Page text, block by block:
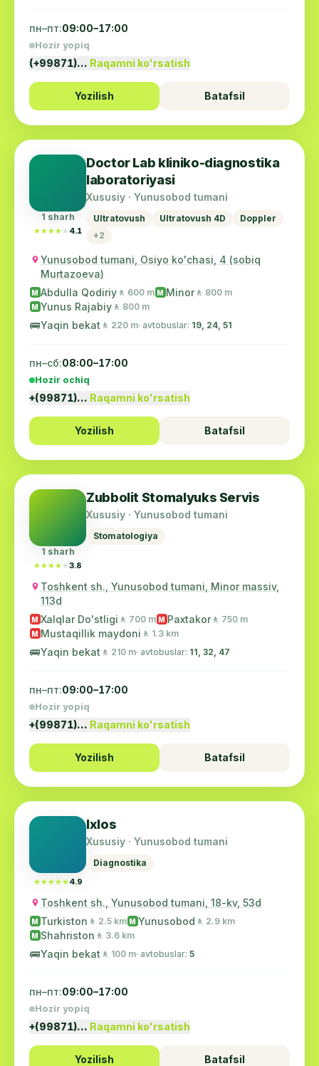
пн–пт:09:00–17:00
Hozir yopiq
(+99871)… Raqamni ko'rsatish
Yozilish Batafsil
1 sharh
★★★★★
★★★★★ 4.1
Doctor Lab kliniko-diagnostika
laboratoriyasi
Xususiy · Yunusobod tumani
Ultratovush Ultratovush 4D
Doppler
+2
Yunusobod tumani, Osiyo ko'chasi, 4 (sobiq
Murtazoeva)
M Abdulla Qodiriy 🚶 600 m M Minor 🚶 800 m
M Yunus Rajabiy 🚶 800 m
🚌Yaqin bekat 🚶 220 m· avtobuslar: 19, 24, 51
пн–сб:08:00–17:00
Hozir ochiq
+(99871)… Raqamni ko'rsatish
Yozilish Batafsil
1 sharh
★★★★★
★★★★★3.8
Zubbolit Stomalyuks Servis
Xususiy · Yunusobod tumani
Stomatologiya
Toshkent sh., Yunusobod tumani, Minor massiv,
113d
M Xalqlar Do'stligi 🚶 700 m M Paxtakor 🚶 750 m
M Mustaqillik maydoni 🚶 1.3 km
🚌Yaqin bekat 🚶 210 m· avtobuslar: 11, 32, 47
пн–пт:09:00–17:00
Hozir yopiq
+(99871)… Raqamni ko'rsatish
Yozilish Batafsil
★★★★★
★★★★★4.9
Ixlos
Xususiy · Yunusobod tumani
Diagnostika
Toshkent sh., Yunusobod tumani, 18-kv, 53d
M Turkiston 🚶 2.5 km M Yunusobod 🚶 2.9 km
M Shahriston 🚶 3.6 km
🚌Yaqin bekat 🚶 100 m· avtobuslar: 5
пн–пт:09:00–17:00
Hozir yopiq
+(99871)… Raqamni ko'rsatish
Yozilish Batafsil